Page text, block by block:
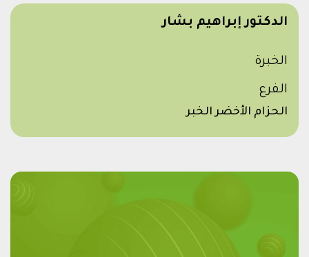
الدكتور إبراهيم بشار
الخبرة
الفرع
الحزام الأخضر الخبر